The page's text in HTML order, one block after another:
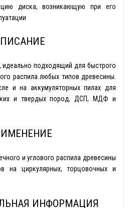
диска, возникающую при его
идеально подходящий для быстрого
распила любых типов древесины.
и на аккумуляторных пилах для
и твердых пород, ДСП, МДФ и
и углового распила древесины
на циркулярных, торцовочных и
ИНФОРМАЦИЯ